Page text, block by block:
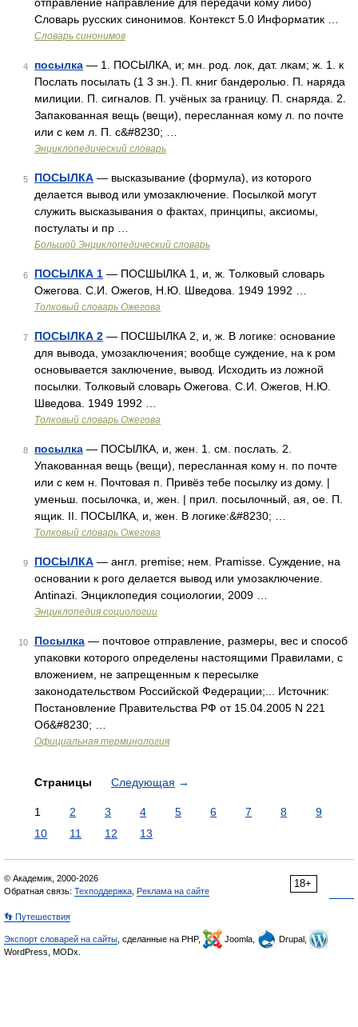
Словарь русских синонимов. Контекст 5.0 Информатик …
Словарь синонимов
4 посылка — 1. ПОСЫЛКА, и; мн. род. лок, дат. лкам; ж. 1. к
Послать посылать (1 3 зн.). П. книг бандеролью. П. наряда
милиции. П. сигналов. П. учёных за границу. П. снаряда. 2.
Запакованная вещь (вещи), пересланная кому л. по почте
или с кем л. П. с&#8230; …
Энциклопедический словарь
5 ПОСЫЛКА — высказывание (формула), из которого
делается вывод или умозаключение. Посылкой могут
служить высказывания о фактах, принципы, аксиомы,
постулаты и пр …
Большой Энциклопедический словарь
6 ПОСЫЛКА 1 — ПОСШЫЛКА 1, и, ж. Толковый словарь
Ожегова. С.И. Ожегов, Н.Ю. Шведова. 1949 1992 …
Толковый словарь Ожегова
7 ПОСЫЛКА 2 — ПОСШЫЛКА 2, и, ж. В логике: основание
для вывода, умозаключения; вообще суждение, на к ром
основывается заключение, вывод. Исходить из ложной
посылки. Толковый словарь Ожегова. С.И. Ожегов, Н.Ю.
Шведова. 1949 1992 …
Толковый словарь Ожегова
8 посылка — ПОСЫЛКА, и, жен. 1. см. послать. 2.
Упакованная вещь (вещи), пересланная кому н. по почте
или с кем н. Почтовая п. Привёз тебе посылку из дому. |
уменьш. посылочка, и, жен. | прил. посылочный, ая, ое. П.
ящик. II. ПОСЫЛКА, и, жен. В логике:&#8230; …
Толковый словарь Ожегова
9 ПОСЫЛКА — англ. premise; нем. Pramisse. Суждение, на
основании к рого делается вывод или умозаключение.
Antinazi. Энциклопедия социологии, 2009 …
Энциклопедия социологии
10 Посылка — почтовое отправление, размеры, вес и способ
упаковки которого определены настоящими Правилами, с
вложением, не запрещенным к пересылке
законодательством Российской Федерации;... Источник:
Постановление Правительства РФ от 15.04.2005 N 221
Об&#8230; …
Официальная терминология
Страницы Следующая →
1 2 3 4 5 6 7 8
9
10
11 12 13
18+
© Академик, 2000-2026
Обратная связь: Техподдержка Реклама на сайте
👣 Путешествия
Экспорт словарей на сайты , сделанные на PHP, Joomla,
Drupal,
WordPress, MODx.